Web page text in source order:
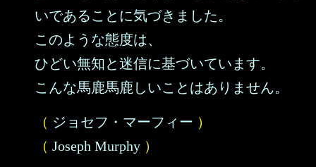
いであることに気づきました。
このような態度は、
ひどい無知と迷信に基づいています。
こんな馬鹿馬鹿しいことはありません。
（ ジョセフ・マーフィー ）
（ Joseph Murphy ）